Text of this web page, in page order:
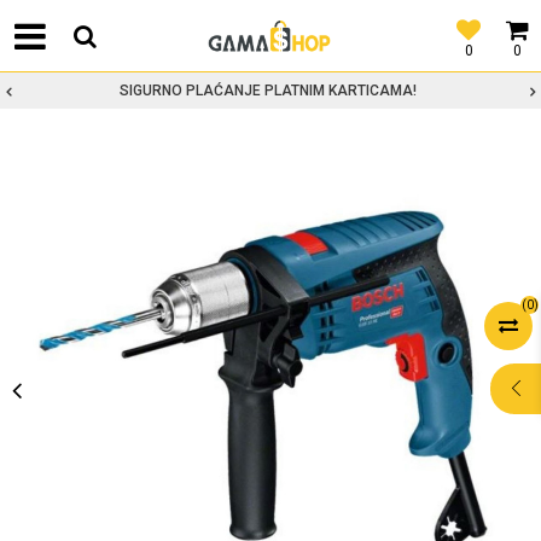
0
0
SIGURNO PLAĆANJE PLATNIM KARTICAMA!
(0)